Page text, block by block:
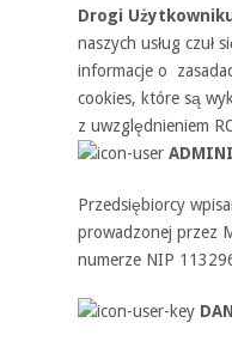
Drogi
naszych usług czuł
informacje o
cookies, które są
z uwzględnieniem
Przedsiębiorcy
prowadzonej przez
numerze NIP